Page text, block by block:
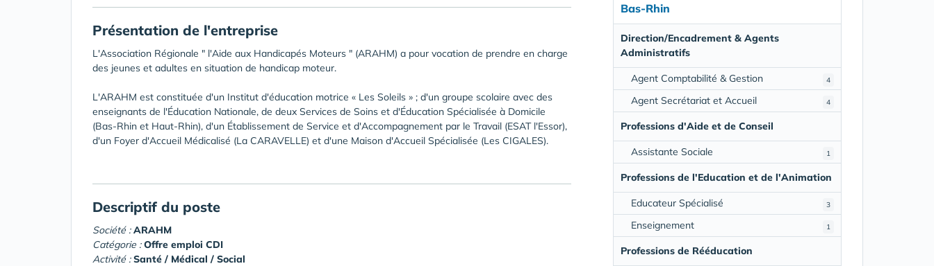
Présentation de l'entreprise
L'Association Régionale " l'Aide aux Handicapés Moteurs " (ARAHM) a pour vocation de prendre en charge
des jeunes et adultes en situation de handicap moteur.
L'ARAHM est constituée d'un Institut d'éducation motrice « Les Soleils » ; d'un groupe scolaire avec des
enseignants de l'Éducation Nationale, de deux Services de Soins et d'Éducation Spécialisée à Domicile
(Bas-Rhin et Haut-Rhin), d'un Établissement de Service et d'Accompagnement par le Travail (ESAT l'Essor),
d'un Foyer d'Accueil Médicalisé (La CARAVELLE) et d'une Maison d'Accueil Spécialisée (Les CIGALES).
Descriptif du poste
Société :ARAHM
Catégorie :Offre emploi CDI
Activité :Santé / Médical / Social
Bas-Rhin
Direction/Encadrement & Agents
Administratifs
4
Agent Comptabilité & Gestion
4
Agent Secrétariat et Accueil
Professions d'Aide et de Conseil
1
Assistante Sociale
Professions de l'Education et de l'Animation
3
Educateur Spécialisé
1
Enseignement
Professions de Rééducation